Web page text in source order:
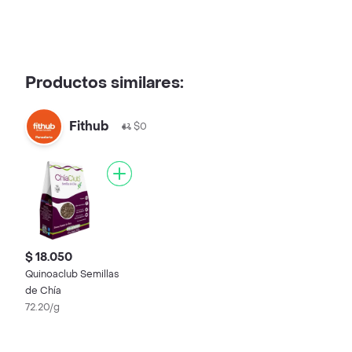
Productos similares:
Fithub $0
$ 18.050
Quinoaclub Semillas
de Chía
72.20/g